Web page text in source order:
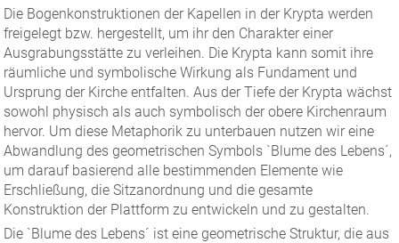
Die Bogenkonstruktionen der Kapellen in der Krypta werden
freigelegt bzw. hergestellt, um ihr den Charakter einer
Ausgrabungsstätte zu verleihen. Die Krypta kann somit ihre
räumliche und symbolische Wirkung als Fundament und
Ursprung der Kirche entfalten. Aus der Tiefe der Krypta wächst
sowohl physisch als auch symbolisch der obere Kirchenraum
hervor. Um diese Metaphorik zu unterbauen nutzen wir eine
Abwandlung des geometrischen Symbols `Blume des Lebens´,
um darauf basierend alle bestimmenden Elemente wie
Erschließung, die Sitzanordnung und die gesamte
Konstruktion der Plattform zu entwickeln und zu gestalten.
Die `Blume des Lebens´ ist eine geometrische Struktur, die aus